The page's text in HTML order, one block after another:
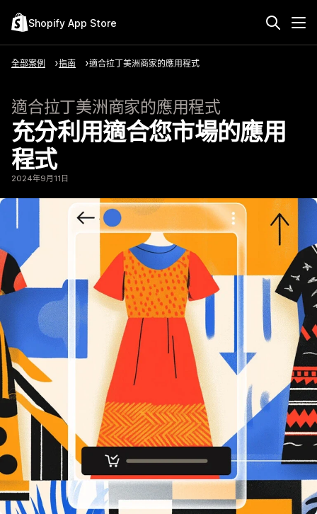
Shopify App Store
全部案例 指南 適合拉丁美洲商家的應用程式
適合拉丁美洲商家的應用程式
充分利用適合您市場的應用
程式
2024年9月11日